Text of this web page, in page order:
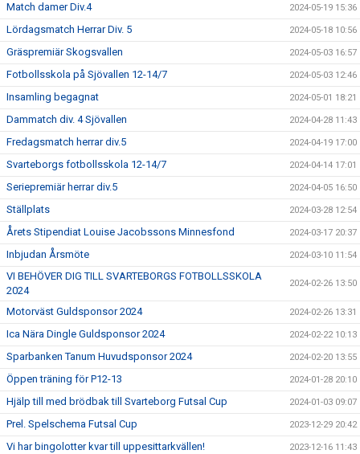
Match damer Div.4 2024-05-19 15:36
Lördagsmatch Herrar Div. 5 2024-05-18 10:56
Gräspremiär Skogsvallen 2024-05-03 16:57
Fotbollsskola på Sjövallen 12-14/7 2024-05-03 12:46
Insamling begagnat 2024-05-01 18:21
Dammatch div. 4 Sjövallen 2024-04-28 11:43
Fredagsmatch herrar div.5 2024-04-19 17:00
Svarteborgs fotbollsskola 12-14/7 2024-04-14 17:01
Seriepremiär herrar div.5 2024-04-05 16:50
Ställplats 2024-03-28 12:54
Årets Stipendiat Louise Jacobssons Minnesfond 2024-03-17 20:37
Inbjudan Årsmöte 2024-03-10 11:54
VI BEHÖVER DIG TILL SVARTEBORGS FOTBOLLSSKOLA
2024
2024-02-26 13:50
Motorväst Guldsponsor 2024 2024-02-26 13:31
Ica Nära Dingle Guldsponsor 2024 2024-02-22 10:13
Sparbanken Tanum Huvudsponsor 2024 2024-02-20 13:55
Öppen träning för P12-13 2024-01-28 20:10
Hjälp till med brödbak till Svarteborg Futsal Cup 2024-01-03 09:07
Prel. Spelschema Futsal Cup 2023-12-29 20:42
Vi har bingolotter kvar till uppesittarkvällen! 2023-12-16 11:43